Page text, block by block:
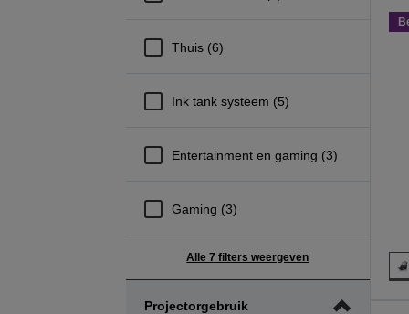
Thuis (6)
Ink tank systeem (5)
Entertainment en gaming (3)
Gaming (3)
Alle 7 filters weergeven
Projectorgebruik